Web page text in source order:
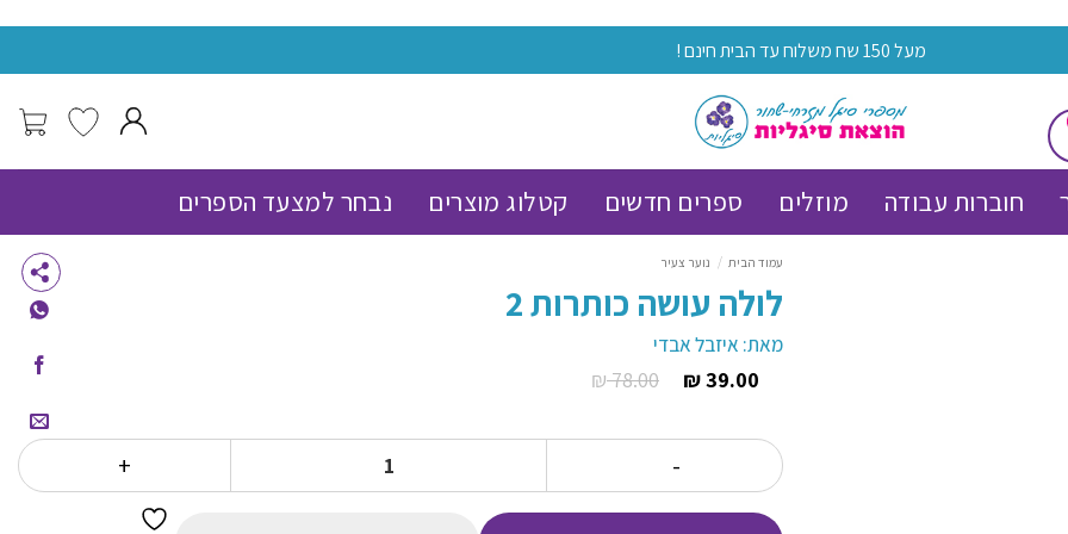
מעל 150 שח משלוח עד הבית חינם !
חוברות עבודה מוזלים ספרים חדשים קטלוג מוצרים נבחר למצעד הספרים
עמוד הבית / נוער צעיר
לולה עושה כותרות 2
מאת: איזבל אבדי
78.00
₪המחיר
היה:
39.00
₪המחיר
הוא:
כמות של לולה עושה כותרות 2